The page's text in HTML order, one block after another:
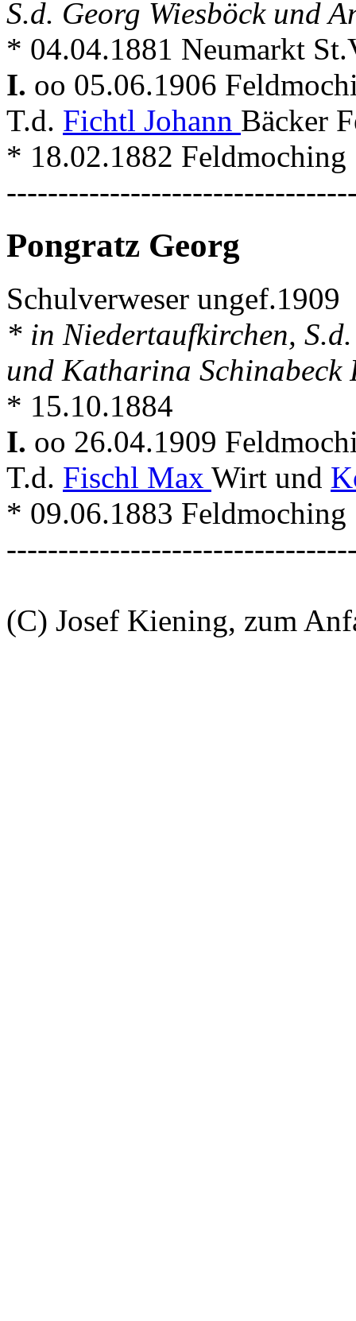
S.d. Georg Wiesböck und
* 04.04.1881 Neumarkt
I. oo 05.06.1906
T.d. Fichtl Johann Bäcker
* 18.02.1882 Feldmoching
Pongratz Georg
Schulverweser ungef.1909
* in Niedertaufkirchen,
und Katharina Schinabeck
* 15.10.1884
I. oo 26.04.1909
T.d. Fischl Max Wirt und
* 09.06.1883 Feldmoching
(C) Josef Kiening, zum